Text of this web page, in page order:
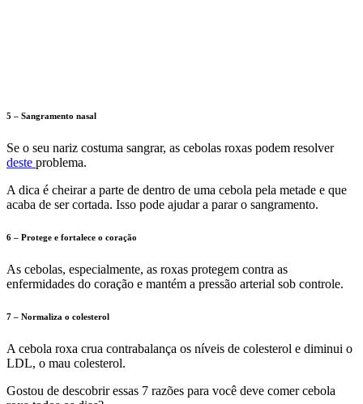
5 – Sangramento nasal
Se o seu nariz costuma sangrar, as cebolas roxas podem resolver
deste problema.
A dica é cheirar a parte de dentro de uma cebola pela metade e que
acaba de ser cortada. Isso pode ajudar a parar o sangramento.
6 – Protege e fortalece o coração
As cebolas, especialmente, as roxas protegem contra as
enfermidades do coração e mantém a pressão arterial sob controle.
7 – Normaliza o colesterol
A cebola roxa crua contrabalança os níveis de colesterol e diminui o
LDL, o mau colesterol.
Gostou de descobrir essas 7 razões para você deve comer cebola